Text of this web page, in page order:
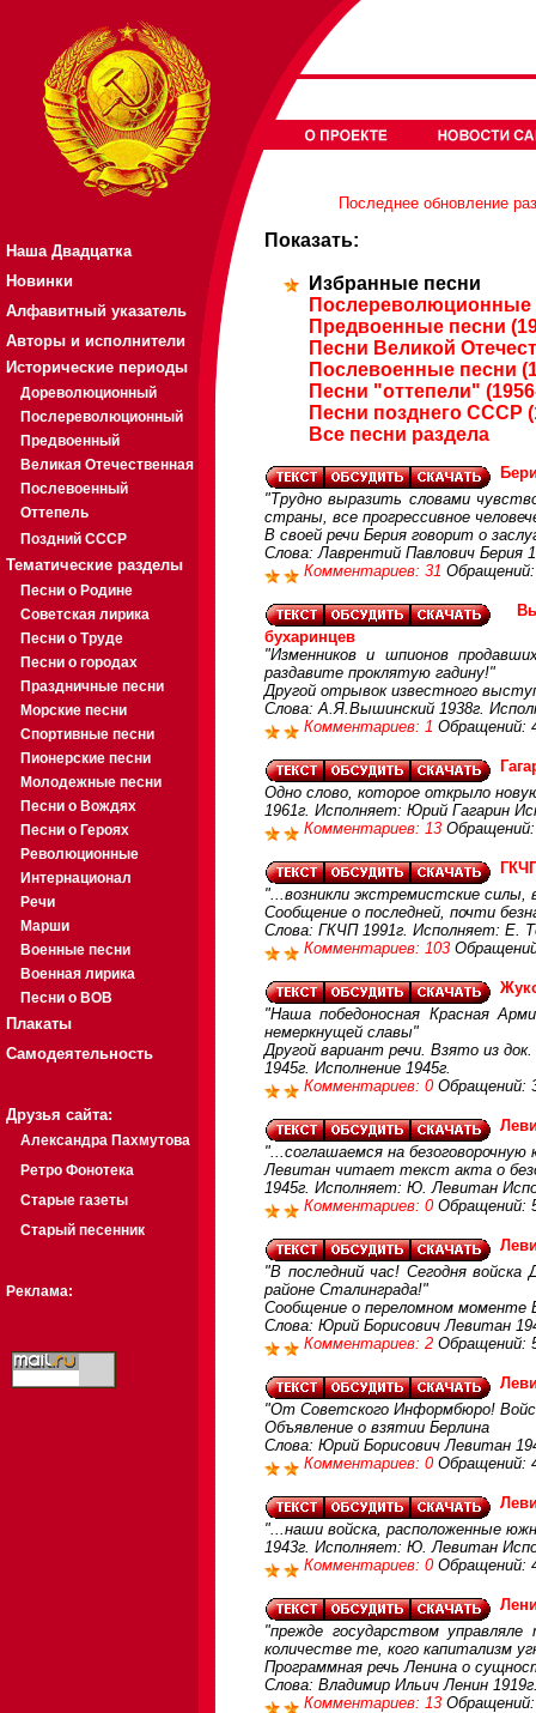
Наша Двадцатка
Новинки
Алфавитный указатель
Авторы и исполнители
Исторические периоды
Дореволюционный
Послереволюционный
Предвоенный
Великая Отечественная
Послевоенный
Оттепель
Поздний СССР
Тематические разделы
Песни о Родине
Советская лирика
Песни о Труде
Песни о городах
Праздничные песни
Морские песни
Спортивные песни
Пионерские песни
Молодежные песни
Песни о Вождях
Песни о Героях
Революционные
Интернационал
Речи
Марши
Военные песни
Военная лирика
Песни о ВОВ
Плакаты
Самодеятельность
Друзья сайта:
Александра Пахмутова
Ретро Фонотека
Старые газеты
Старый песенник
Реклама:
Последнее обновление
Показать:
Избранные песни
Послереволюционные
Предвоенные песни
Песни Великой
Послевоенные песни
Песни "оттепели"
Песни позднего СССР
Все песни раздела
"Трудно выразить словами
страны, все прогрессивное
В своей речи Берия говорит о
Слова: Лаврентий Павлович Берия
Комментариев: 31 Обращений:
бухаринцев
"Изменников и шпионов
раздавите проклятую гадину!"
Другой отрывок известного
Слова: А.Я.Вышинский 1938г.
Комментариев: 1 Обращений:
Одно слово, которое открыло
1961г. Исполняет: Юрий Гагарин
Комментариев: 13 Обращений:
"...возникли экстремистские
Сообщение о последней, почти
Слова: ГКЧП 1991г. Исполняет: Е.
Комментариев: 103
"Наша победоносная Красная
немеркнущей славы"
Другой вариант речи. Взято из
1945г. Исполнение 1945г.
Комментариев: 0 Обращений:
"...соглашаемся на
Левитан читает текст акта о
1945г. Исполняет: Ю. Левитан
Комментариев: 0 Обращений:
"В последний час! Сегодня
районе Сталинграда!"
Сообщение о переломном моменте
Слова: Юрий Борисович Левитан
Комментариев: 2 Обращений:
"От Советского Информбюро!
Объявление о взятии Берлина
Слова: Юрий Борисович Левитан
Комментариев: 0 Обращений:
"...наши войска, расположенные
1943г. Исполняет: Ю. Левитан
Комментариев: 0 Обращений:
"прежде государством
количестве те, кого капитализм
Программная речь Ленина о
Слова: Владимир Ильич Ленин
Комментариев: 13 Обращений: